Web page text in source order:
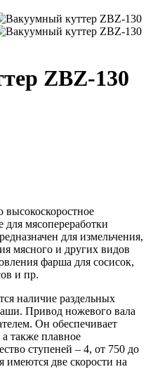
ZBZ-130
для мясопереработки
для измельчения,
мясного и других видов
фарша для сосисок,
и пр.
наличие раздельных
Привод ножевого вала
Он обеспечивает
также плавное
ступеней – 4, от 750 до
две скорости на